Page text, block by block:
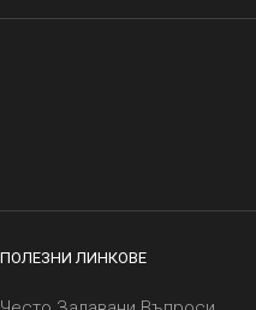
ПОЛЕЗНИ ЛИНКОВЕ